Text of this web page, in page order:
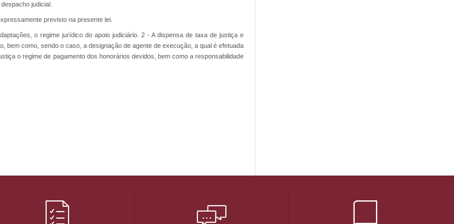
judicial.
previsto na presente lei.
o regime jurídico do apoio judiciário. 2 - A dispensa de taxa de justiça e
como, sendo o caso, a designação de agente de execução, a qual é efetuada
o regime de pagamento dos honorários devidos, bem como a responsabilidade